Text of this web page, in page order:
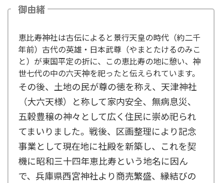
御由緒
恵比寿神社は古伝によると景行天皇の時代（約二千
年前）古代の英雄・日本武尊（やまとたけるのみこ
と）が東国平定の折に、この恵比寿の地に憩い、神
世七代の中の六天神を祀ったと伝えられています。
その後、土地の民が尊の徳を称え、天津神社
（大六天様）と称して家内安全、無病息災、
五穀豊穣の神々として広く住民に崇め祀られ
てまいりました。戦後、区画整理により記念
事業として現在地に社殿を新築し、これを契
機に昭和三十四年恵比寿という地名に因ん
で、兵庫県西宮神社より商売繁盛、縁結びの